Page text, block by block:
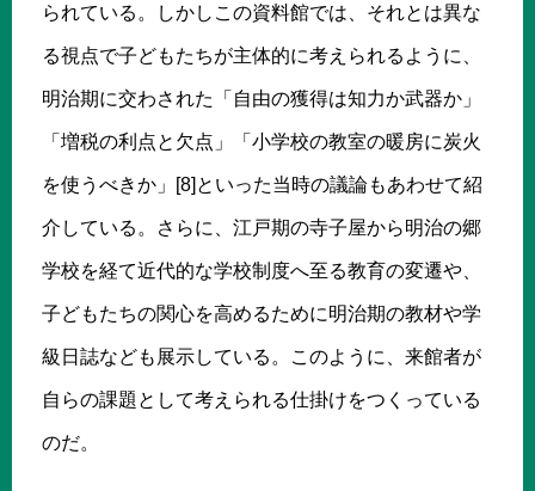
られている。しかしこの資料館では、それとは異な
る視点で子どもたちが主体的に考えられるように、
明治期に交わされた「自由の獲得は知力か武器か」
「増税の利点と欠点」「小学校の教室の暖房に炭火
を使うべきか」[8]といった当時の議論もあわせて紹
介している。さらに、江戸期の寺子屋から明治の郷
学校を経て近代的な学校制度へ至る教育の変遷や、
子どもたちの関心を高めるために明治期の教材や学
級日誌なども展示している。このように、来館者が
自らの課題として考えられる仕掛けをつくっている
のだ。